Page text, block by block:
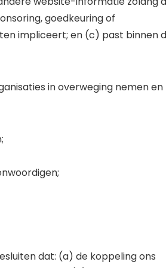
goedkeuring of
impliceert; en (c) past binnen
in overweging nemen en
dat: (a) de koppeling ons